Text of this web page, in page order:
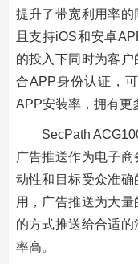
提升了带宽利用率
且支持iOS和安卓
的投入下同时为客
合APP身份认证，
APP安装率，拥有更
SecPath
广告推送作为电子
动性和目标受众准
用，广告推送为大
的方式推送给合适
率高。